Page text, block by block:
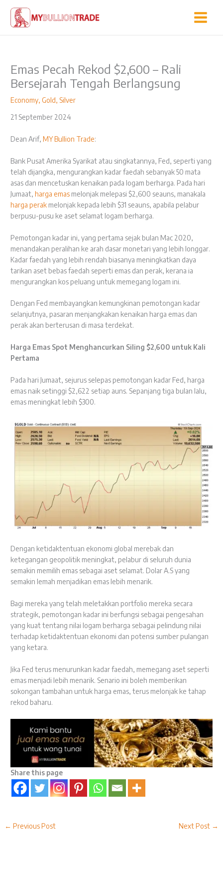
content
Emas Pecah Rekod $2,600 – Rali
Bersejarah Tengah Berlangsung
Economy,Gold, Silver
21 September 2024
Dean Arif,MY Bullion Trade:
Bank Pusat Amerika Syarikat atau singkatannya, Fed, seperti yang
telah dijangka, mengurangkan kadar faedah sebanyak 50 mata
asas dan mencetuskan kenaikan pada logam berharga. Pada hari
Jumaat,harga emas melonjak melepasi $2,600 seauns, manakala
harga perak melonjak kepada lebih $31 seauns, apabila pelabur
berpusu-pusu ke aset selamat logam berharga.
Pemotongan kadar ini, yang pertama sejak bulan Mac 2020,
menandakan peralihan ke arah dasar monetari yang lebih longgar.
Kadar faedah yang lebih rendah biasanya meningkatkan daya
tarikan aset bebas faedah seperti emas dan perak, kerana ia
mengurangkan kos peluang untuk memegang logam ini.
Dengan Fed membayangkan kemungkinan pemotongan kadar
selanjutnya, pasaran menjangkakan kenaikan harga emas dan
perak akan berterusan di masa terdekat.
Harga Emas Spot Menghancurkan Siling $2,600 untuk Kali
Pertama
Pada hari Jumaat, sejurus selepas pemotongan kadar Fed, harga
emas naik setinggi $2,622 setiap auns. Sepanjang tiga bulan lalu,
emas meningkat lebih $300.
Dengan ketidaktentuan ekonomi global merebak dan
ketegangan geopolitik meningkat, pelabur di seluruh dunia
semakin memilih emas sebagai aset selamat. Dolar A.S yang
semakin lemah menjadikan emas lebih menarik.
Bagi mereka yang telah meletakkan portfolio mereka secara
strategik, pemotongan kadar ini berfungsi sebagai pengesahan
yang kuat tentang nilai logam berharga sebagai pelindung nilai
terhadap ketidaktentuan ekonomi dan potensi sumber pulangan
yang ketara.
Jika Fed terus menurunkan kadar faedah, memegang aset seperti
emas menjadi lebih menarik. Senario ini boleh memberikan
sokongan tambahan untuk harga emas, terus melonjak ke tahap
rekod baharu.
Share this page
← Previous Post Next Post →